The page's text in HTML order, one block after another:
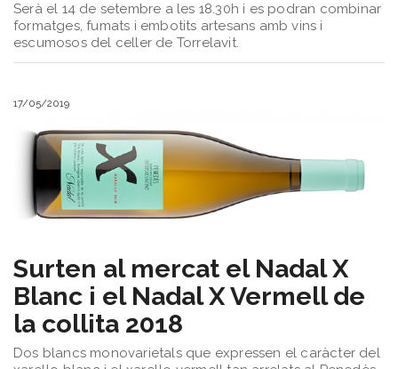
Serà el 14 de setembre a les 18.30h i es podran combinar
formatges, fumats i embotits artesans amb vins i
escumosos del celler de Torrelavit.
17/05/2019
Surten al mercat el Nadal X
Blanc i el Nadal X Vermell de
la collita 2018
Dos blancs monovarietals que expressen el caràcter del